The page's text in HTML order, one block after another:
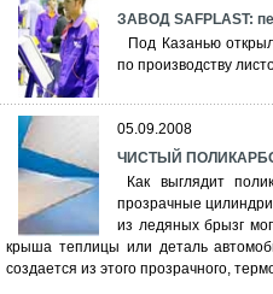
ЗАВОД SAFPLAST:
Под Казанью
по производству
05.09.2008
ЧИСТЫЙ
Как выглядит
прозрачные
из ледяных брызг
крыша теплицы или деталь
создается из этого прозрачного,